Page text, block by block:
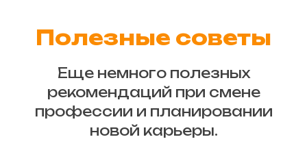
Полезные советы
Еще немного полезных
рекомендаций при смене
профессии и планировании
новой карьеры.